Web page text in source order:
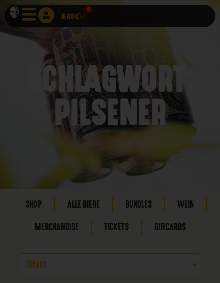
0,00€
0
SCHLAGWORT:
PILSENER
SHOP ALLE BIERE BUNDLES WEIN
MERCHANDISE TICKETS GIFTCARDS
Filtern